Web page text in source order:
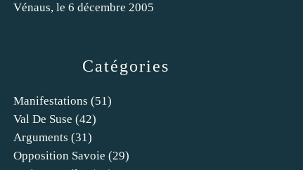
Catégories
Manifestations (51)
Val De Suse (42)
Arguments (31)
Opposition Savoie (29)
Vénaus, le 6 décembre 2005